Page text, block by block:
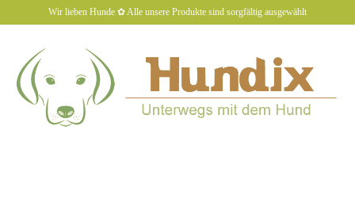
to
Wir lieben Hunde ✿ Alle unsere Produkte sind sorgfältig ausgewählt